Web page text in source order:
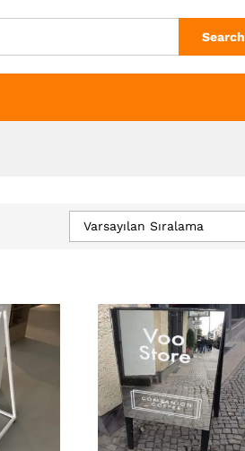
Search
Varsayılan Sıralama